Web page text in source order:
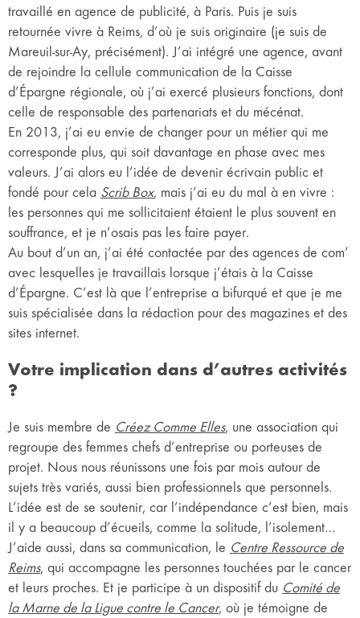
travaillé en agence de publicité, à Paris. Puis je suis
retournée vivre à Reims, d’où je suis originaire (je suis de
Mareuil-sur-Ay, précisément). J’ai intégré une agence, avant
de rejoindre la cellule communication de la Caisse
d’Épargne régionale, où j’ai exercé plusieurs fonctions, dont
celle de responsable des partenariats et du mécénat.
En 2013, j’ai eu envie de changer pour un métier qui me
corresponde plus, qui soit davantage en phase avec mes
valeurs. J’ai alors eu l’idée de devenir écrivain public et
fondé pour cela Scrib Box, mais j’ai eu du mal à en vivre :
les personnes qui me sollicitaient étaient le plus souvent en
souffrance, et je n’osais pas les faire payer.
Au bout d’un an, j’ai été contactée par des agences de com’
avec lesquelles je travaillais lorsque j’étais à la Caisse
d’Épargne. C’est là que l’entreprise a bifurqué et que je me
suis spécialisée dans la rédaction pour des magazines et des
sites internet.
Votre implication dans d’autres activités
?
Je suis membre de Créez Comme Elles, une association qui
regroupe des femmes chefs d’entreprise ou porteuses de
projet. Nous nous réunissons une fois par mois autour de
sujets très variés, aussi bien professionnels que personnels.
L’idée est de se soutenir, car l’indépendance c’est bien, mais
il y a beaucoup d’écueils, comme la solitude, l’isolement…
J’aide aussi, dans sa communication, le Centre Ressource de
Reims, qui accompagne les personnes touchées par le cancer
et leurs proches. Et je participe à un dispositif du Comité de
la Marne de la Ligue contre le Cancer, où je témoigne de